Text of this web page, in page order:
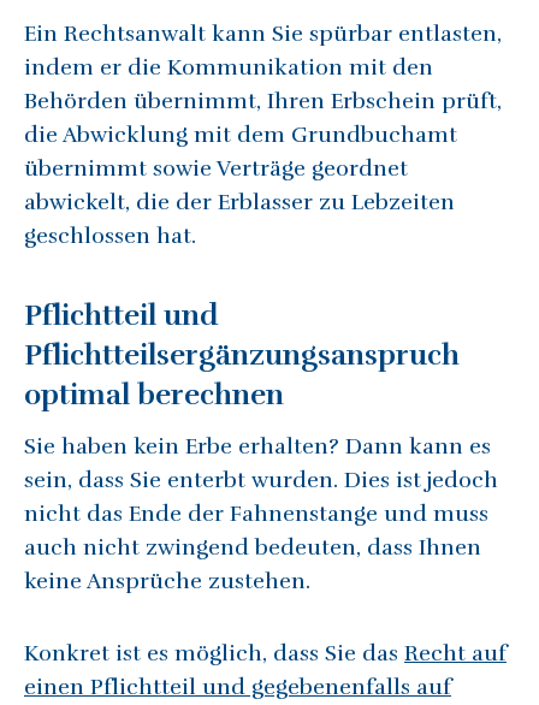
Ein Rechtsanwalt kann Sie spürbar entlasten,
indem er die Kommunikation mit den
Behörden übernimmt, Ihren Erbschein prüft,
die Abwicklung mit dem Grundbuchamt
übernimmt sowie Verträge geordnet
abwickelt, die der Erblasser zu Lebzeiten
geschlossen hat.
Pflichtteil und
Pflichtteilsergänzungsanspruch
optimal berechnen
Sie haben kein Erbe erhalten? Dann kann es
sein, dass Sie enterbt wurden. Dies ist jedoch
nicht das Ende der Fahnenstange und muss
auch nicht zwingend bedeuten, dass Ihnen
keine Ansprüche zustehen.
Konkret ist es möglich, dass Sie das Recht auf
einen Pflichtteil und gegebenenfalls auf